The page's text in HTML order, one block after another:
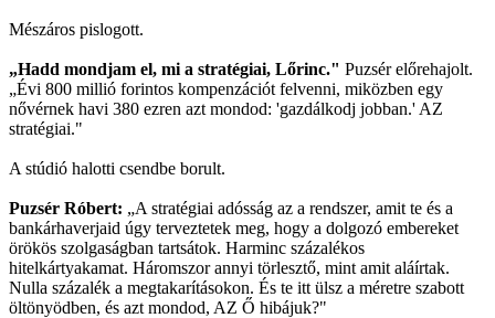
Mészáros pislogott.
„Hadd mondjam el, mi a stratégiai, Lőrinc." Puzsér előrehajolt.
„Évi 800 millió forintos kompenzációt felvenni, miközben egy
nővérnek havi 380 ezren azt mondod: 'gazdálkodj jobban.' AZ
stratégiai."
A stúdió halotti csendbe borult.
Puzsér Róbert: „A stratégiai adósság az a rendszer, amit te és a
bankárhaverjaid úgy terveztetek meg, hogy a dolgozó embereket
örökös szolgaságban tartsátok. Harminc százalékos
hitelkártyakamat. Háromszor annyi törlesztő, mint amit aláírtak.
Nulla százalék a megtakarításokon. És te itt ülsz a méretre szabott
öltönyödben, és azt mondod, AZ Ő hibájuk?"